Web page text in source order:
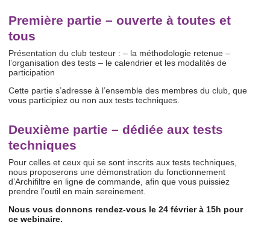
Première partie – ouverte à toutes et
tous
Présentation du club testeur : – la méthodologie retenue –
l’organisation des tests – le calendrier et les modalités de
participation
Cette partie s’adresse à l’ensemble des membres du club, que
vous participiez ou non aux tests techniques.
Deuxième partie – dédiée aux tests
techniques
Pour celles et ceux qui se sont inscrits aux tests techniques,
nous proposerons une démonstration du fonctionnement
d’Archifiltre en ligne de commande, afin que vous puissiez
prendre l’outil en main sereinement.
Nous vous donnons rendez-vous le 24 février à 15h pour
ce webinaire.